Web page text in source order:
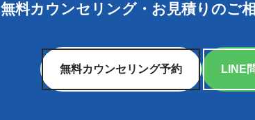
無料カウンセリング・ お見積りのご
無料カウンセリング予約 LINE